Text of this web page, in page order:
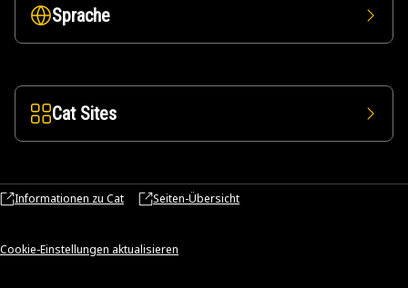
Sprache
Cat Sites
Informationen zu Cat Seiten-Übersicht
Cookie-Einstellungen aktualisieren